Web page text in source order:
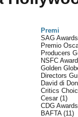
Premi
SAG
Premio
Producers
NSFC
Golden
Directors
David di
Critics
Cesar (1)
CDG
BAFTA (11)